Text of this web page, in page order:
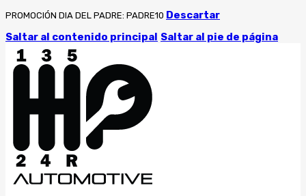
PROMOCIÓN DIA DEL PADRE: PADRE10 Descartar
Saltar al contenido principal Saltar al pie de página